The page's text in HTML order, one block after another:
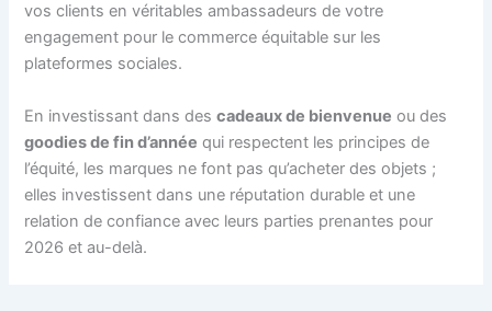
vos clients en véritables ambassadeurs de votre
engagement pour le commerce équitable sur les
plateformes sociales.
En investissant dans descadeaux de bienvenue ou des
goodies de fin d’année qui respectent les principes de
l’équité, les marques ne font pas qu’acheter des objets ;
elles investissent dans une réputation durable et une
relation de confiance avec leurs parties prenantes pour
2026 et au-delà.